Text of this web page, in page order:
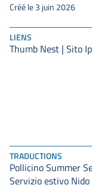
TRADUCTIONS
Pollicino Summer
Servizio estivo
LIENS
Thumb Nest | Sito
Créé le 3 juin 2026